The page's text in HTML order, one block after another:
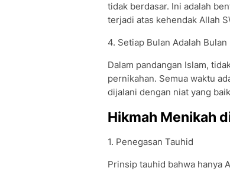
tidak berdasar. Ini adalah
terjadi atas kehendak Allah
4. Setiap Bulan Adalah Bulan
Dalam pandangan Islam,
pernikahan. Semua waktu
dijalani dengan niat yang
Hikmah Menikah
1. Penegasan Tauhid
Prinsip tauhid bahwa hanya